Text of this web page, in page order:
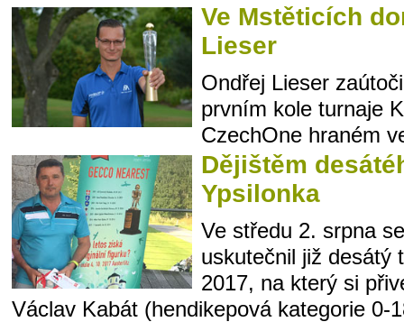
Ve Mstěticích
Lieser
Ondřej Lieser
prvním kole turnaje
CzechOne hraném
Dějištěm
Ypsilonka
Ve středu 2. srpna
uskutečnil již desátý
2017, na který si
Václav Kabát (hendikepová kategorie 0-